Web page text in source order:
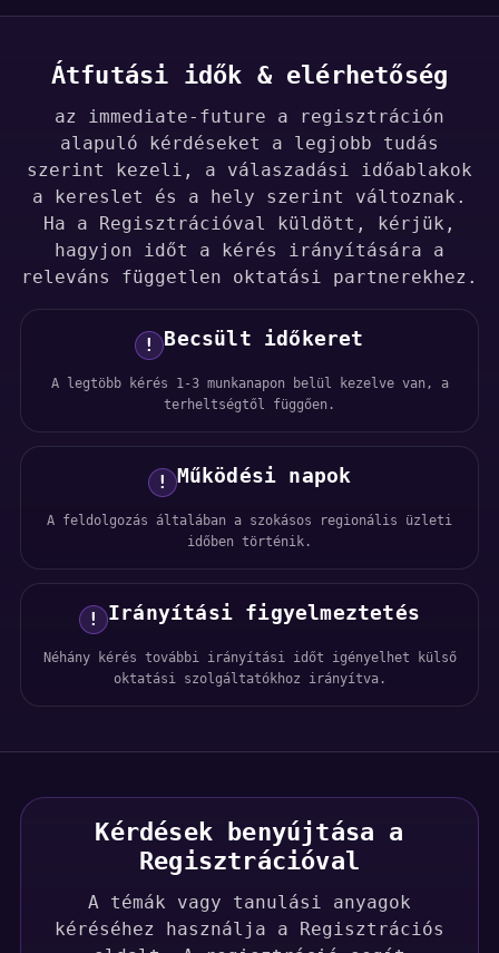
Átfutási idők & elérhetőség
az immediate-future a regisztráción
alapuló kérdéseket a legjobb tudás
szerint kezeli, a válaszadási időablakok
a kereslet és a hely szerint változnak.
Ha a Regisztrációval küldött, kérjük,
hagyjon időt a kérés irányítására a
releváns független oktatási partnerekhez.
! Becsült időkeret
A legtöbb kérés 1-3 munkanapon belül kezelve van, a
terheltségtől függően.
! Működési napok
A feldolgozás általában a szokásos regionális üzleti
időben történik.
! Irányítási figyelmeztetés
Néhány kérés további irányítási időt igényelhet külső
oktatási szolgáltatókhoz irányítva.
Kérdések benyújtása a
Regisztrációval
A témák vagy tanulási anyagok
kéréséhez használja a Regisztrációs